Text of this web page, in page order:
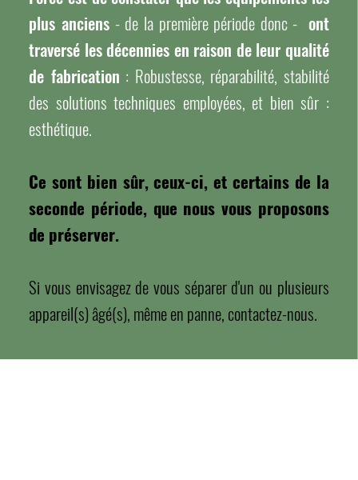
plus anciens- de la première période donc - ont
traversé les décennies en raison de leur qualité
de fabrication : Robustesse, réparabilité, stabilité
des solutions techniques employées, et bien sûr :
esthétique.
Ce sont bien sûr, ceux-ci, et certains de la
seconde période, que nous vous proposons
de préserver.
Si vous envisagez de vous séparer d'un ou plusieurs
appareil(s) âgé(s), même en panne, contactez-nous.